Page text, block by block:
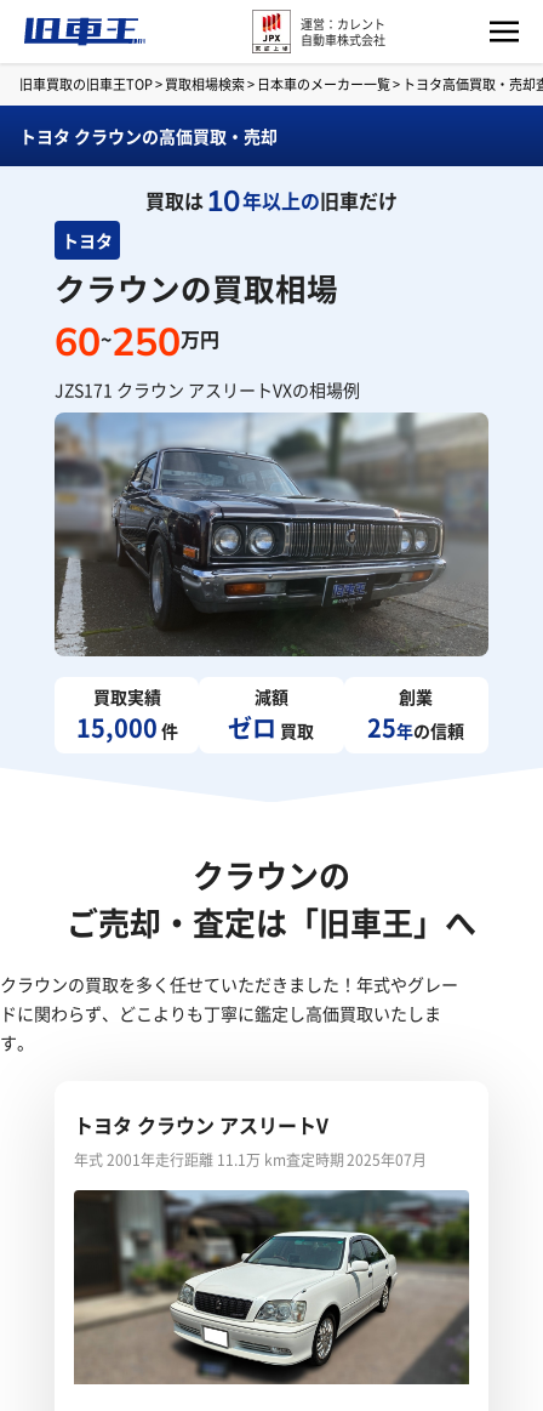
運営：カレント
自動車株式会社
旧車買取の旧車王TOP>買取相場検索> 日本車のメーカー一覧> トヨタ高価買取・売却
トヨタ クラウンの高価買取・売却
買取は10年以上の旧車だけ
トヨタ
クラウンの買取相場
60~250万円
JZS171 クラウン アスリートVXの相場例
買取実績
15,000 件
減額
ゼロ 買取
創業
25年の信頼
クラウンの
ご売却・査定は「旧車王」へ
クラウンの買取を多く任せていただきました！年式やグレー
ドに関わらず、どこよりも丁寧に鑑定し高価買取いたしま
す。
トヨタ クラウン アスリートV
年式 2001年走行距離 11.1万 km査定時期 2025年07月